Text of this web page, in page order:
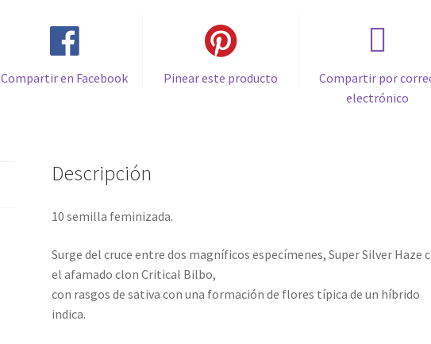
Compartir en Facebook Pinear este producto
Compartir por
electrónico
Descripción
10 semilla feminizada.
Surge del cruce entre dos magníficos especímenes, Super Silver Haze
el afamado clon Critical Bilbo,
con rasgos de sativa con una formación de flores típica de un híbrido
indica.